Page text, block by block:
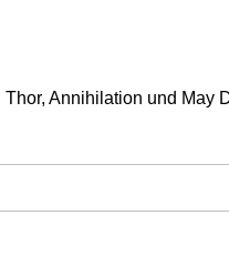
Annihilation und May